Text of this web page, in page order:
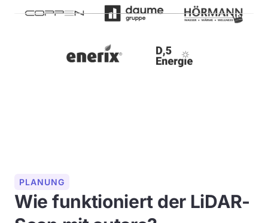
PLANUNG
Wie funktioniert der LiDAR-